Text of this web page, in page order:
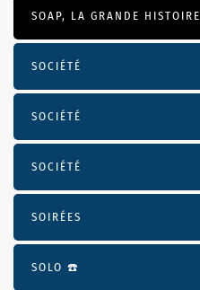
SOAP, LA GRANDE HISTOIRE
SOCIÉTÉ
SOCIÉTÉ
SOCIÉTÉ
SOIRÉES
SOLO ☎️